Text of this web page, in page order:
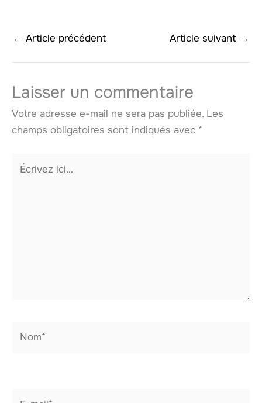
← Article précédent Article suivant →
Laisser un commentaire
Votre adresse e-mail ne sera pas publiée. Les
champs obligatoires sont indiqués avec *
Écrivez